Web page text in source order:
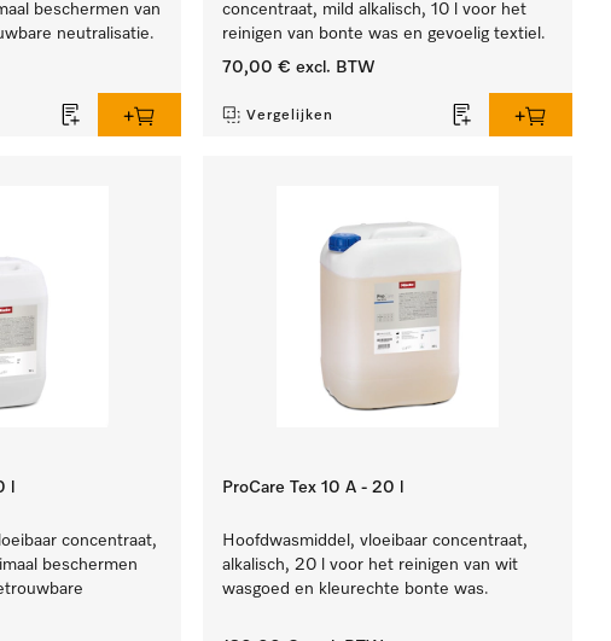
beschermen van
neutralisatie.
concentraat, mild alkalisch, 10 l voor het
reinigen van bonte was en gevoelig textiel.
70,00 € excl. BTW
Vergelijken
l
concentraat,
beschermen
ProCare Tex 10 A - 20 l
Hoofdwasmiddel, vloeibaar concentraat,
alkalisch, 20 l voor het reinigen van wit
wasgoed en kleurechte bonte was.